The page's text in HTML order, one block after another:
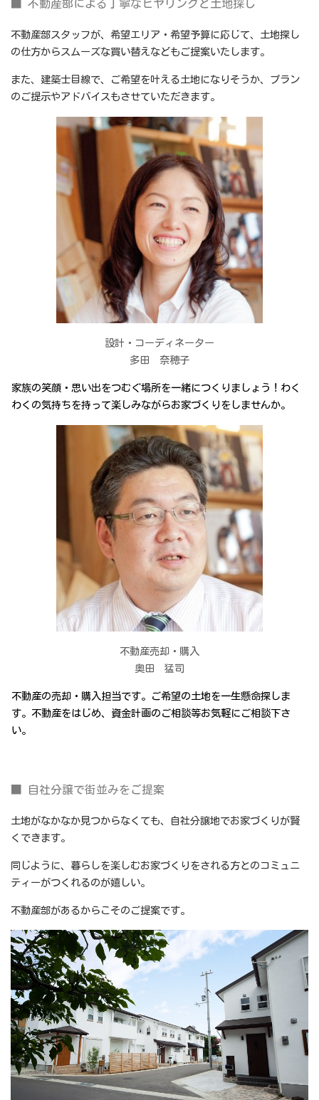
■ 不動産部による丁寧なヒヤリングと土地探し
不動産部スタッフが、希望エリア・希望予算に応じて、土地探し
の仕方からスムーズな買い替えなどもご提案いたします。
また、建築士目線で、ご希望を叶える土地になりそうか、プラン
のご提示やアドバイスもさせていただきます。
設計・コーディネーター
多田 奈穂子
家族の笑顔・思い出をつむぐ場所を一緒につくりましょう！わく
わくの気持ちを持って楽しみながらお家づくりをしませんか。
不動産売却・購入
奥田 猛司
不動産の売却・購入担当です。ご希望の土地を一生懸命探しま
す。不動産をはじめ、資金計画のご相談等お気軽にご相談下さ
い。
■ 自社分譲で街並みをご提案
土地がなかなか見つからなくても、自社分譲地でお家づくりが賢
くできます。
同じように、暮らしを楽しむお家づくりをされる方とのコミュニ
ティーがつくれるのが嬉しい。
不動産部があるからこそのご提案です。